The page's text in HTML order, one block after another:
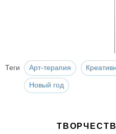
Теги Арт-терапия
Новый год